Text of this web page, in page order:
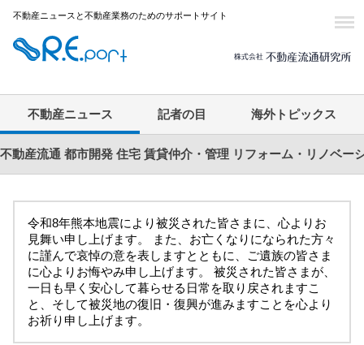
不動産ニュースと不動産業務のためのサポートサイト
不動産ニュース 記者の目 海外トピックス
不動産流通 都市開発 住宅 賃貸仲介・管理 リフォーム・リノベー
令和8年熊本地震により被災された皆さまに、心よりお
見舞い申し上げます。 また、お亡くなりになられた方々
に謹んで哀悼の意を表しますとともに、ご遺族の皆さま
に心よりお悔やみ申し上げます。 被災された皆さまが、
一日も早く安心して暮らせる日常を取り戻されますこ
と、そして被災地の復旧・復興が進みますことを心より
お祈り申し上げます。